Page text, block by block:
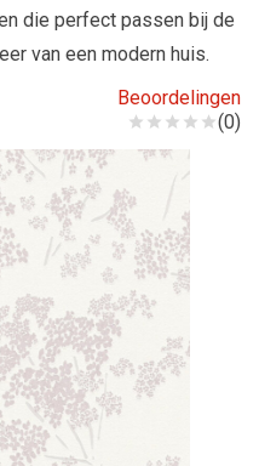
die perfect passen bij de
van een modern huis.
Beoordelingen
(0)